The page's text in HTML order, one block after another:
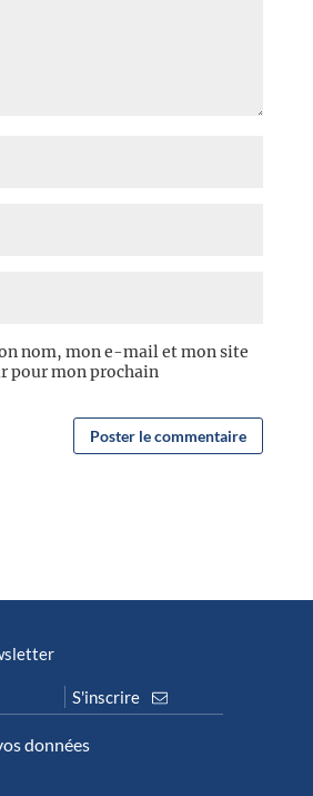
nom, mon e-mail et mon site
pour mon prochain
données